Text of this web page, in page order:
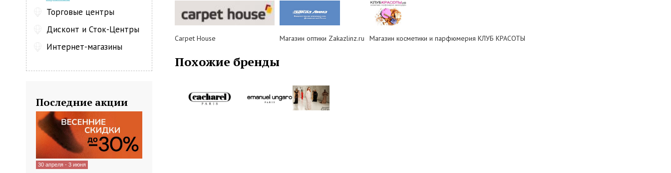
Именно с этого момента компания пошла в гору.
Далее компания Missoni стала выпускать стильные костюмы
а также самобытные элементы и узоры южноамериканских
и уникальные женские коллекции наряду с оригинальными и
производством парфюмерии, которая не менее изысканна.
Carpet House Магазин оптики Zakazlinz.ru Магазин косметики и парфюмерия КЛУБ КРАСОТЫ
Похожие бренды
Торговые центры
Дисконт и Сток-Центры
Интернет-магазины
Последние акции
30 апреля - 3 июня